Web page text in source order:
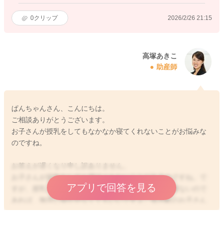
0クリップ 2026/2/26 21:15
高塚あきこ
助産師
ぱんちゃんさん、こんにちは。
ご相談ありがとうございます。
お子さんが授乳をしてもなかなか寝てくれないことがお悩みな
のですね。
お答えが遅くなり申し訳ありません。
お子さんが授乳をしても寝てくれないことがあるのですね。で
すが、授乳＝寝かしつけではないので、お子さんが寝ないので
あれば、無理に寝かせなくてもいいですよ。低月齢のお子さん
で、まだあまり体力がない時期ですと、どうしても授乳で疲れ
アプリで回答を見る